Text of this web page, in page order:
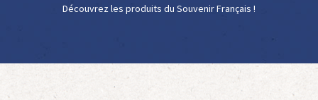
Découvrez les produits du Souvenir Français !